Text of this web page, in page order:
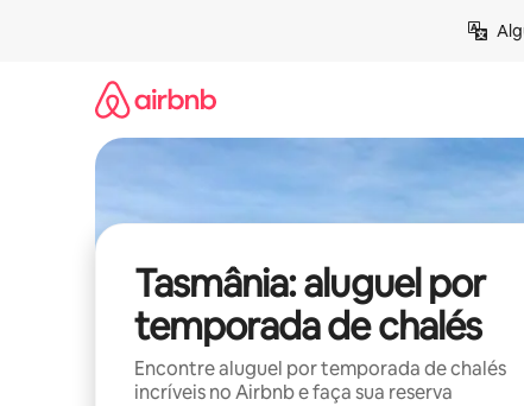
Tasmânia: aluguel por
temporada de chalés
Encontre aluguel por temporada de chalés
incríveis no Airbnb e faça sua reserva